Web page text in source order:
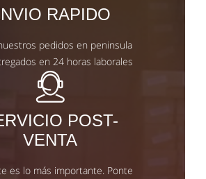
RAPIDO
pedidos en peninsula
en 24 horas laborales
POST-
VENTA
es lo más importante. Ponte